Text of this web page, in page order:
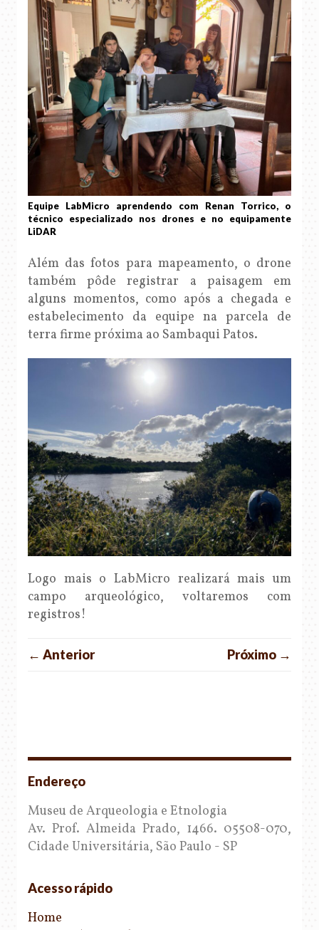
Equipe LabMicro aprendendo com Renan Torrico, o
técnico especializado nos drones e no equipamente
LiDAR
Além das fotos para mapeamento, o drone
também pôde registrar a paisagem em
alguns momentos, como após a chegada e
estabelecimento da equipe na parcela de
terra firme próxima ao Sambaqui Patos.
Logo mais o LabMicro realizará mais um
campo arqueológico, voltaremos com
registros!
← Anterior Próximo →
Endereço
Museu de Arqueologia e Etnologia
Av. Prof. Almeida Prado, 1466. 05508-070,
Cidade Universitária, São Paulo - SP
Acesso rápido
Home